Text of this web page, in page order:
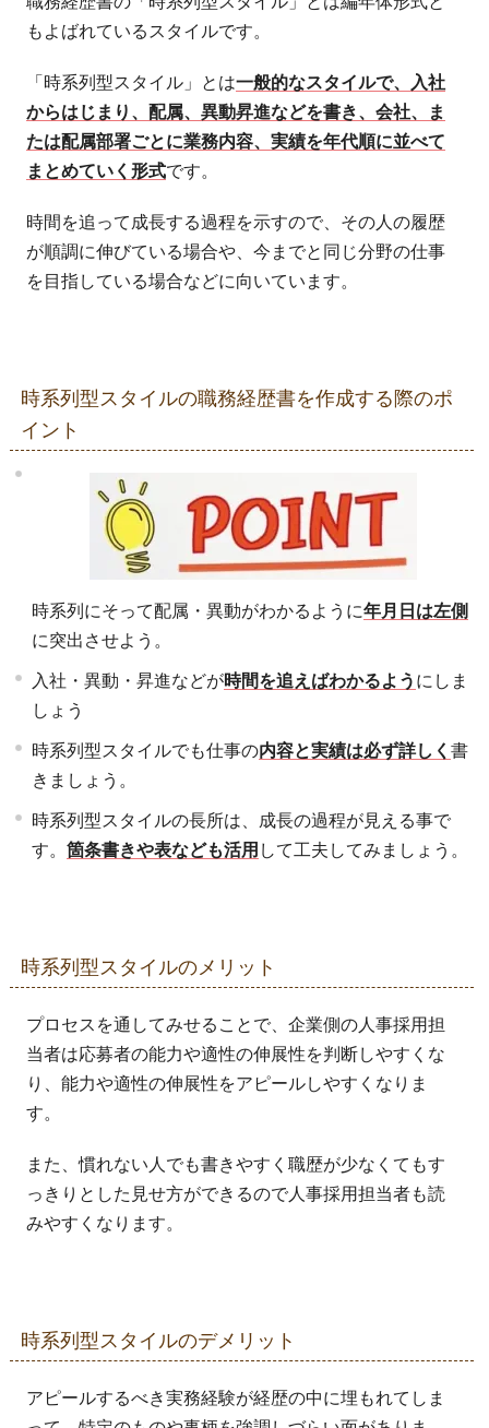
もよばれているスタイルです。
「時系列型スタイル」とは一般的なスタイルで、入社
からはじまり、配属、異動昇進などを書き、会社、ま
たは配属部署ごとに業務内容、実績を年代順に並べて
まとめていく形式です。
時間を追って成長する過程を示すので、その人の履歴
が順調に伸びている場合や、今までと同じ分野の仕事
を目指している場合などに向いています。
時系列型スタイルの職務経歴書を作成する際のポ
イント
時系列にそって配属・異動がわかるように年月日は左側
に突出させよう。
入社・異動・昇進などが時間を追えばわかるよう にしま
しょう
時系列型スタイルでも仕事の内容と実績は必ず詳しく書
きましょう。
時系列型スタイルの長所は、成長の過程が見える事で
す。箇条書きや表なども活用 して工夫してみましょう。
時系列型スタイルのメリット
プロセスを通してみせることで、企業側の人事採用担
当者は応募者の能力や適性の伸展性を判断しやすくな
り、能力や適性の伸展性をアピールしやすくなりま
す。
また、慣れない人でも書きやすく職歴が少なくてもす
っきりとした見せ方ができるので人事採用担当者も読
みやすくなります。
時系列型スタイルのデメリット
アピールするべき実務経験が経歴の中に埋もれてしま